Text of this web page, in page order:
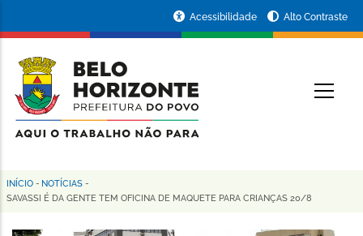
conteúdo
principal
da
Prefeitura
de
Horizonte
Acessibilidade Alto Contraste
Trilha
INÍCIO - NOTÍCIAS -
SAVASSI É DA GENTE TEM OFICINA DE MAQUETE PARA CRIANÇAS 20/8